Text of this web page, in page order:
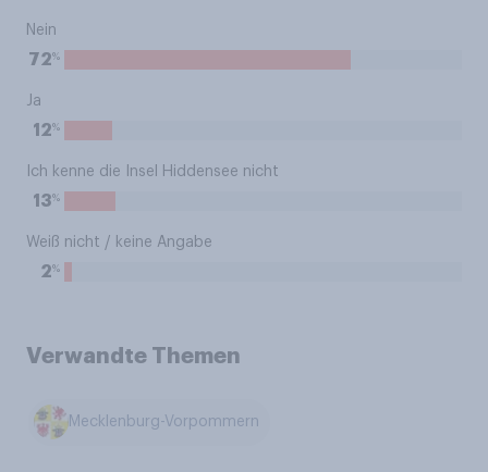
Nein
72%
Ja
12%
Ich kenne die Insel Hiddensee nicht
13%
Weiß nicht / keine Angabe
2%
Verwandte Themen
Mecklenburg-Vorpommern